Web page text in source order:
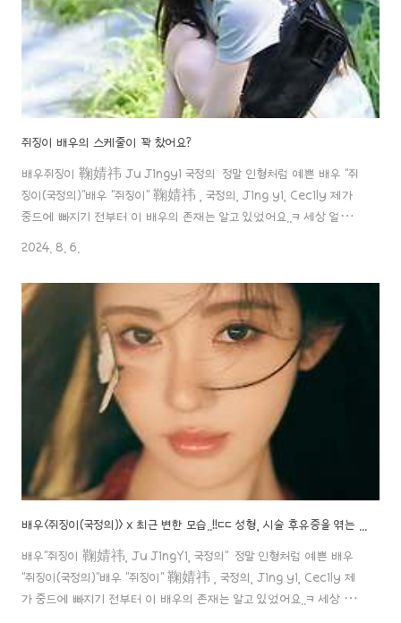
쥐징이 배우의 스케줄이 꽉 찼어요?
배우쥐징이 鞠婧祎 Ju Jingyi 국정의 정말 인형처럼 예쁜 배우 "쥐
징이(국정의)"배우 "쥐징이" 鞠婧祎 , 국정의, Jing yi, Cecily 제가
중드에 빠지기 전부터 이 배우의 존재는 알고 있었어요..ㅋ 세상 얼굴이
어요? 중국 배우들의 "단점", 얼마나 문제가 될까요? 쥐징이 배우
는 혼자서만 아름답고, 조금맥 배우는배우들의 "단점", 얼마나 문제가 될
까요?쥐징이 배우는 혼자서만 아름답고, 조금맥 배우는 '앳된' 얼굴이
뿜뿜..!여름 시즌의 개막과 함께 다채로운 신작 고장극 드라마들이 시청
자들의 눈길을aaa888000.com x ..
2024. 8. 6.
배우"쥐징이 鞠婧祎, Ju JingYi, 국정의" 정말 인형처럼 예쁜 배우
"쥐징이(국정의)"배우 "쥐징이" 鞠婧祎 , 국정의, Jing yi, Cecily 제
가 중드에 빠지기 전부터 이 배우의 존재는 알고 있었어요..ㅋ 세상 얼